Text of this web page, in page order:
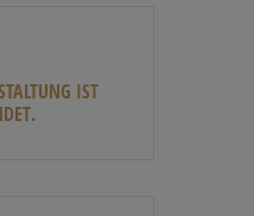
IST